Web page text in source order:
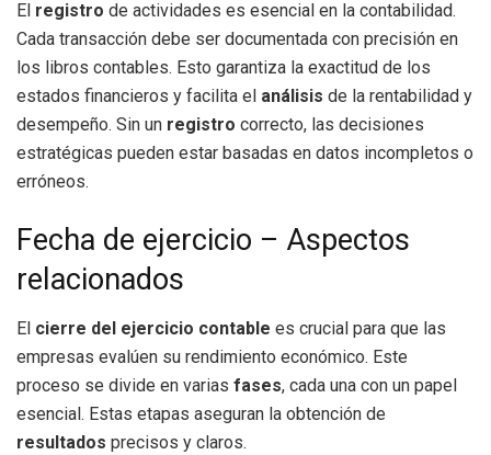
El registro de actividades es esencial en la contabilidad.
Cada transacción debe ser documentada con precisión en
los libros contables. Esto garantiza la exactitud de los
estados financieros y facilita el análisis de la rentabilidad y
desempeño. Sin un registro correcto, las decisiones
estratégicas pueden estar basadas en datos incompletos o
erróneos.
Fecha de ejercicio – Aspectos
relacionados
El cierre del ejercicio contable es crucial para que las
empresas evalúen su rendimiento económico. Este
proceso se divide en varias fases, cada una con un papel
esencial. Estas etapas aseguran la obtención de
resultados precisos y claros.